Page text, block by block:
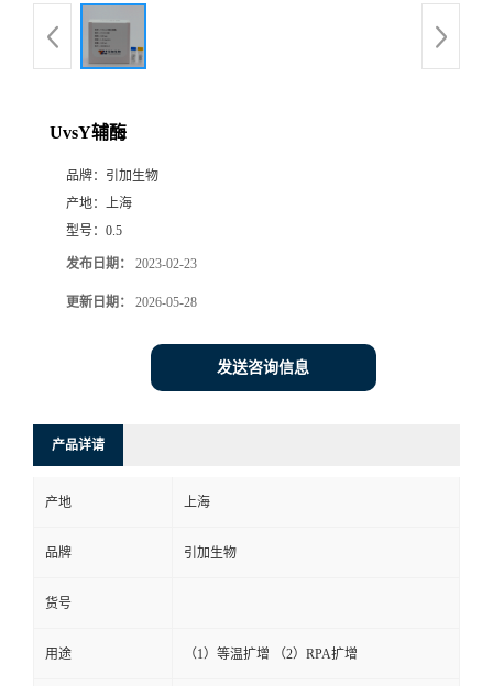
UvsY辅酶
品牌： 引加生物
产地：
上海
型号： 0.5
发布日期： 2023-02-23
更新日期： 2026-05-28
发送咨询信息
产品详请
产地 上海
品牌 引加生物
货号
用途 （1）等温扩增 （2）RPA扩增